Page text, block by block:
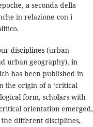
a seconda della
in relazione con i
disciplines (urban
urban geography), in
has been published in
the origin of a ‘critical
form, scholars with
orientation emerged,
different disciplines,